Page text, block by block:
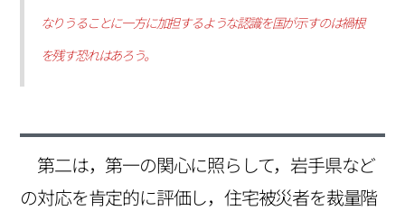
なりうることに一方に加担するような認識を国が示すのは禍根
を残す恐れはあろう。
第二は，第一の関心に照らして，岩手県など
の対応を肯定的に評価し，住宅被災者を裁量階